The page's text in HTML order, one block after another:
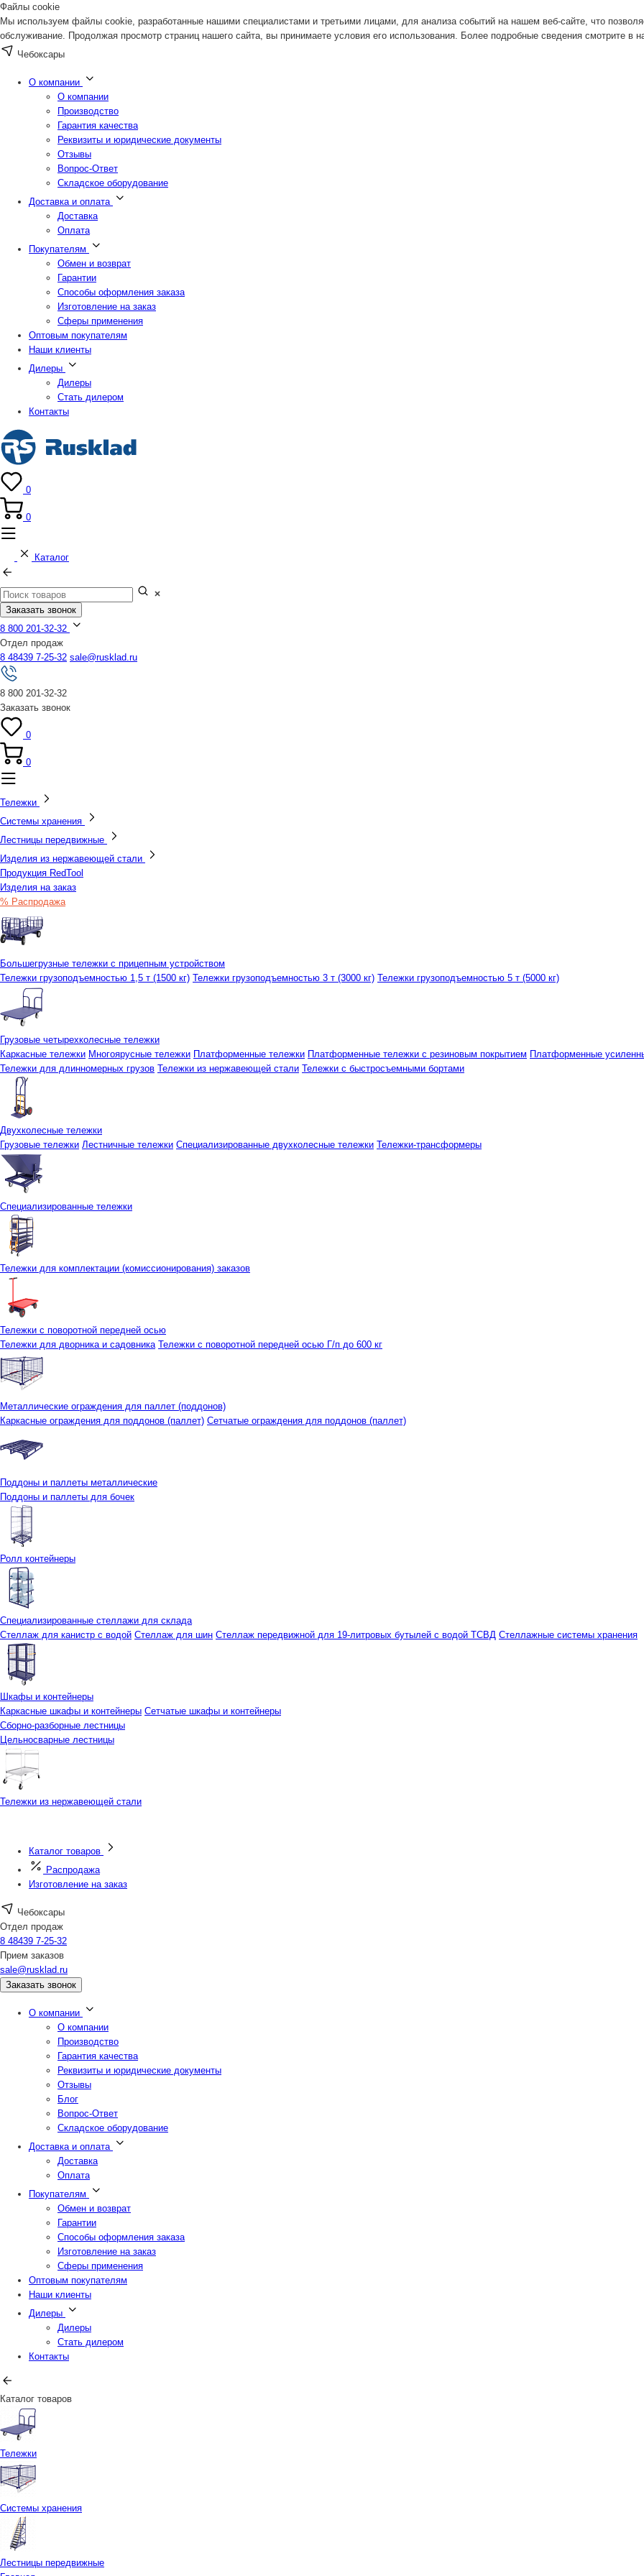
Файлы cookie
Мы используем файлы cookie, разработанные нашими специалистами и третьими лицами, для анализа событий на нашем веб-сайте, что
обслуживание. Продолжая просмотр страниц нашего сайта, вы принимаете условия его использования. Более подробные сведения смотрите в
Чебоксары
О компании
О компании
Производство
Гарантия качества
Реквизиты и юридические документы
Отзывы
Вопрос-Ответ
Складское оборудование
Доставка и оплата
Доставка
Оплата
Покупателям
Обмен и возврат
Гарантии
Способы оформления заказа
Изготовление на заказ
Сферы применения
Оптовым покупателям
Наши клиенты
Дилеры
Дилеры
Стать дилером
Контакты
0
0
Каталог
Заказать звонок
8 800 201-32-32
Отдел продаж
8 48439 7-25-32 sale@rusklad.ru
8 800 201-32-32
Заказать звонок
0
0
Тележки
Системы хранения
Лестницы передвижные
Изделия из нержавеющей стали
Продукция RedTool
Изделия на заказ
% Распродажа
Большегрузные тележки с прицепным устройством
Тележки грузоподъемностью 1,5 т (1500 кг) Тележки грузоподъемностью 3 т (3000 кг) Тележки грузоподъемностью 5 т (5000 кг)
Грузовые четырехколесные тележки
Каркасные тележки Многоярусные тележки Платформенные тележки Платформенные тележки с резиновым покрытием Платформенные
Тележки для длинномерных грузов Тележки из нержавеющей стали Тележки с быстросъемными бортами
Двухколесные тележки
Грузовые тележки Лестничные тележки Специализированные двухколесные тележки Тележки-трансформеры
Специализированные тележки
Тележки для комплектации (комиссионирования) заказов
Тележки с поворотной передней осью
Тележки для дворника и садовника Тележки с поворотной передней осью Г/п до 600 кг
Металлические ограждения для паллет (поддонов)
Каркасные ограждения для поддонов (паллет) Сетчатые ограждения для поддонов (паллет)
Поддоны и паллеты металлические
Поддоны и паллеты для бочек
Ролл контейнеры
Специализированные стеллажи для склада
Стеллаж для канистр с водой Стеллаж для шин Стеллаж передвижной для 19-литровых бутылей с водой ТСВД Стеллажные системы хранения
Шкафы и контейнеры
Каркасные шкафы и контейнеры Сетчатые шкафы и контейнеры
Сборно-разборные лестницы
Цельносварные лестницы
Тележки из нержавеющей стали
Каталог товаров
Распродажа
Изготовление на заказ
Чебоксары
Отдел продаж
8 48439 7-25-32
Прием заказов
sale@rusklad.ru
Заказать звонок
О компании
О компании
Производство
Гарантия качества
Реквизиты и юридические документы
Отзывы
Блог
Вопрос-Ответ
Складское оборудование
Доставка и оплата
Доставка
Оплата
Покупателям
Обмен и возврат
Гарантии
Способы оформления заказа
Изготовление на заказ
Сферы применения
Оптовым покупателям
Наши клиенты
Дилеры
Дилеры
Стать дилером
Контакты
Каталог товаров
Тележки
Системы хранения
Лестницы передвижные